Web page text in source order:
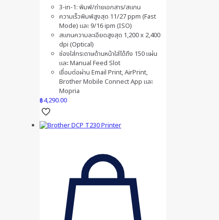
3-in-1: พิมพ์/ถ่ายเอกสาร/สแกน
ความเร็วพิมพ์สูงสุด 11/27 ppm (Fast
Mode) และ 9/16 ipm (ISO)
สแกนความละเอียดสูงสุด 1,200 x 2,400
dpi (Optical)
ช่องใส่กระดาษด้านหน้าใส่ได้ถึง 150 แผ่น
และ Manual Feed Slot
เชื่อมต่อผ่าน Email Print, AirPrint,
Brother Mobile Connect App และ
Mopria
฿4,290.00